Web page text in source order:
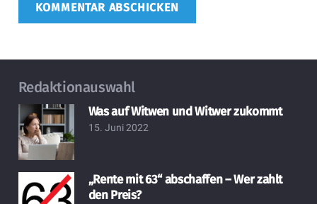
KOMMENTAR ABSCHICKEN
Redaktionauswahl
Was auf Witwen und Witwer zukommt
15. Juni 2022
„Rente mit 63“ abschaffen – Wer zahlt
den Preis?